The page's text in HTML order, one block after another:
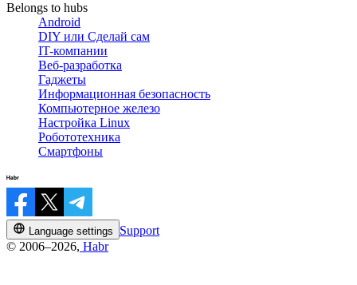
Belongs to hubs
Android
DIY или Сделай сам
IT-компании
Веб-разработка
Гаджеты
Информационная безопасность
Компьютерное железо
Настройка Linux
Робототехника
Смартфоны
Language settings
Support
© 2006–2026, Habr